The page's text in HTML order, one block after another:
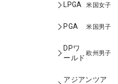
LPGA 米国女子
PGA 米国男子
DPワ
ールド
欧州男子
アジアンツア